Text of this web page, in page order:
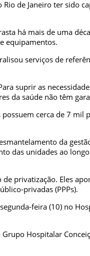
de Janeiro ter sido
há mais de uma
equipamentos.
serviços de
suprir as
da saúde não têm
cerca de 7 mil
da
das unidades ao
privatização. Eles
privadas (PPPs).
feira (10) no
Hospitalar